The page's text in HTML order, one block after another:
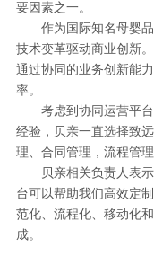
要因素之一。
作为国际知名母婴
技术变革驱动商业创新
通过协同的业务创新能
率。
考虑到协同运营平
经验，贝亲一直选择致
理、合同管理，流程管
贝亲相关负责人表
台可以帮助我们高效定
范化、流程化、移动化
成。